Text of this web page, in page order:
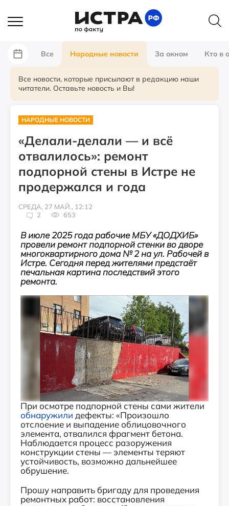
Все Народные новости За окном Кто в
Все новости, которые присылают в редакцию наши
читатели. Оставьте новость и Вы!
НАРОДНЫЕ НОВОСТИ
«Делали-делали — и всё
отвалилось»: ремонт
подпорной стены в Истре не
продержался и года
СРЕДА, 27 МАЙ., 12:12
2
653
В июле 2025 года рабочие МБУ «ДОДХИБ»
провели ремонт подпорной стенки во дворе
многоквартирного дома № 2 на ул. Рабочей в
Истре. Сегодня перед жителями предстаёт
печальная картина последствий этого
ремонта.
При осмотре подпорной стены сами жители
обнаружили дефекты: «Произошло
отслоение и выпадение облицовочного
элемента, отвалился фрагмент бетона.
Наблюдается процесс разоружения
конструкции стены — элементы теряют
устойчивость, возможно дальнейшее
обрушение.
Прошу направить бригаду для проведения
ремонтных работ: восстановления